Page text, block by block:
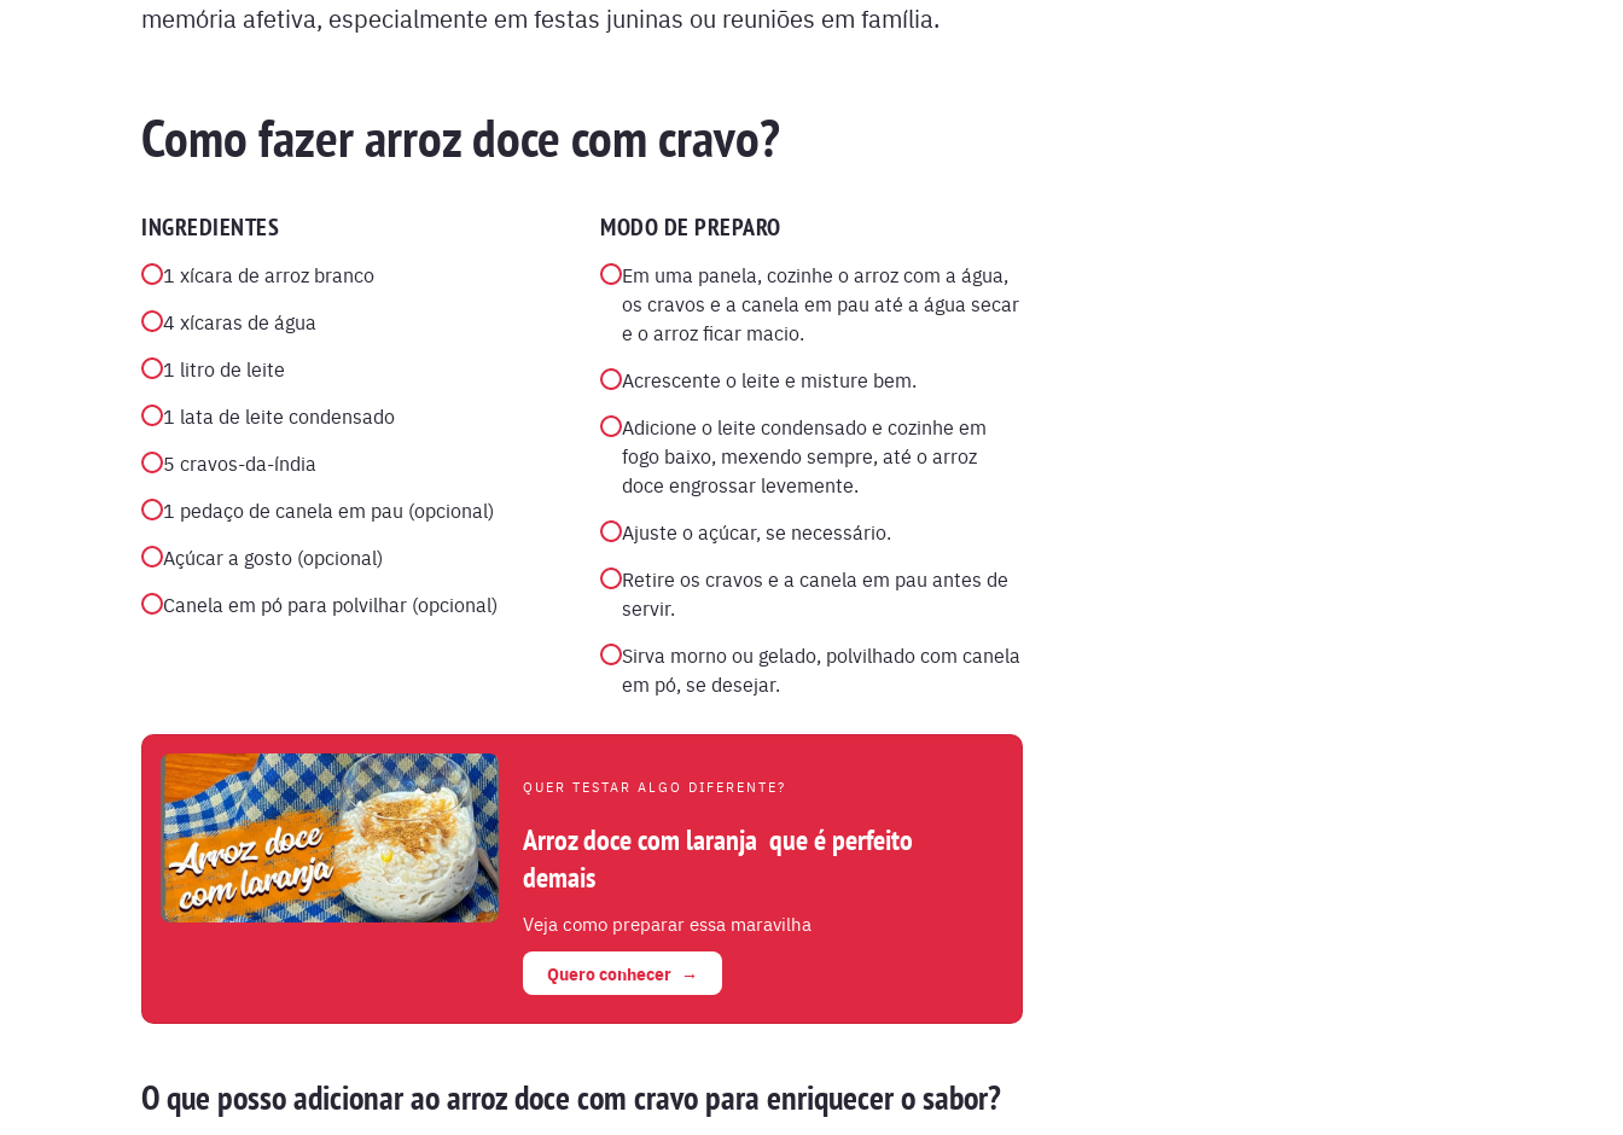
memória afetiva, especialmente em festas juninas ou reuniões em família.
Como fazer arroz doce com cravo?
INGREDIENTES
1 xícara de arroz branco
4 xícaras de água
1 litro de leite
1 lata de leite condensado
5 cravos-da-índia
1 pedaço de canela em pau (opcional)
Açúcar a gosto (opcional)
Canela em pó para polvilhar (opcional)
MODO DE PREPARO
Em uma panela, cozinhe o arroz com a água,
os cravos e a canela em pau até a água secar
e o arroz ficar macio.
Acrescente o leite e misture bem.
Adicione o leite condensado e cozinhe em
fogo baixo, mexendo sempre, até o arroz
doce engrossar levemente.
Ajuste o açúcar, se necessário.
Retire os cravos e a canela em pau antes de
servir.
Sirva morno ou gelado, polvilhado com canela
em pó, se desejar.
QUER TESTAR ALGO DIFERENTE?
Arroz doce com laranja que é perfeito
demais
Veja como preparar essa maravilha
Quero conhecer
O que posso adicionar ao arroz doce com cravo para enriquecer o sabor?